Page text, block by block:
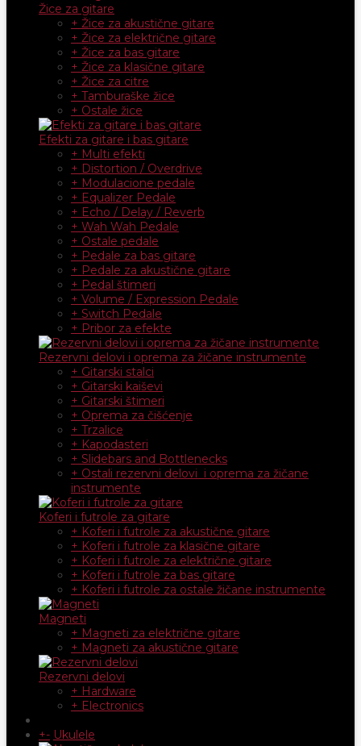
Žice za gitare
+ Žice za akustične gitare
+ Žice za električne gitare
+ Žice za bas gitare
+ Žice za klasične gitare
+ Žice za citre
+ Tamburaške žice
+ Ostale žice
Efekti za gitare i bas gitare
+ Multi efekti
+ Distortion / Overdrive
+ Modulacione pedale
+ Equalizer Pedale
+ Echo / Delay / Reverb
+ Wah Wah Pedale
+ Ostale pedale
+ Pedale za bas gitare
+ Pedale za akustične gitare
+ Pedal štimeri
+ Volume / Expression Pedale
+ Switch Pedale
+ Pribor za efekte
Rezervni delovi i oprema za žičane instrumente
+ Gitarski stalci
+ Gitarski kaiševi
+ Gitarski štimeri
+ Oprema za čišćenje
+ Trzalice
+ Kapodasteri
+ Slidebars and Bottlenecks
+ Ostali rezervni delovi i oprema za žičane
instrumente
Koferi i futrole za gitare
+ Koferi i futrole za akustične gitare
+ Koferi i futrole za klasične gitare
+ Koferi i futrole za električne gitare
+ Koferi i futrole za bas gitare
+ Koferi i futrole za ostale žičane instrumente
Magneti
+ Magneti za električne gitare
+ Magneti za akustične gitare
Rezervni delovi
+ Hardware
+ Electronics
+- Ukulele